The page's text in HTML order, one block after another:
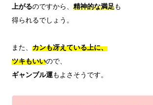
上がるのですから、精神的な満足も
得られるでしょう。
また、カンも冴えている上に、
ツキもいい
ギャンブル運もよさそうです。